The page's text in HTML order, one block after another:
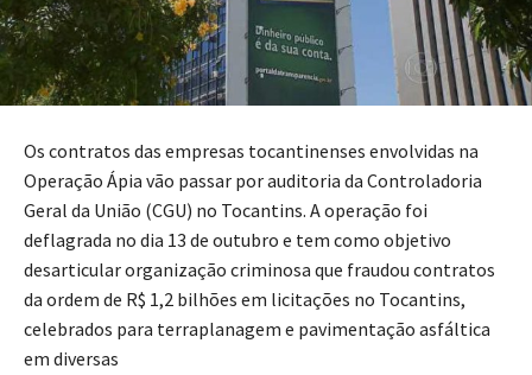
Os contratos das empresas tocantinenses envolvidas na
Operação Ápia vão passar por auditoria da Controladoria
Geral da União (CGU) no Tocantins. A operação foi
deflagrada no dia 13 de outubro e tem como objetivo
desarticular organização criminosa que fraudou contratos
da ordem de R$ 1,2 bilhões em licitações no Tocantins,
celebrados para terraplanagem e pavimentação asfáltica
em diversas